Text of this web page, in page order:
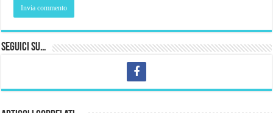
Seguici su…